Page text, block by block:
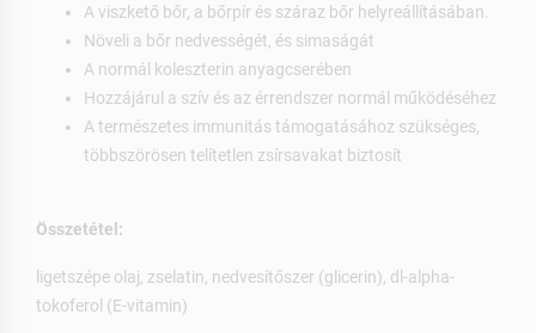
A viszkető bőr, a bőrpír és száraz bőr helyreállításában.
Növeli a bőr nedvességét, és simaságát
A normál koleszterin anyagcserében
Hozzájárul a szív és az érrendszer normál működéséhez
A természetes immunitás támogatásához szükséges,
többszörösen telítetlen zsírsavakat biztosít
Összetétel:
ligetszépe olaj, zselatin, nedvesítőszer (glicerin), dl-alpha-
tokoferol (E-vitamin)